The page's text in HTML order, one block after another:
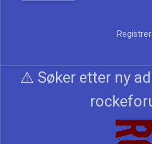
Registrer
⚠️ Søker etter ny